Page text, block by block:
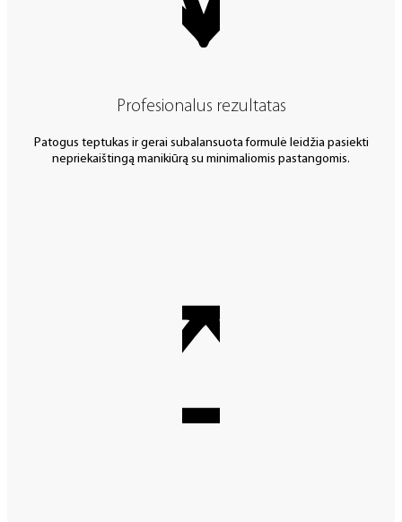
Profesionalus rezultatas
Patogus teptukas ir gerai subalansuota formulė leidžia pasiekti
nepriekaištingą manikiūrą su minimaliomis pastangomis.